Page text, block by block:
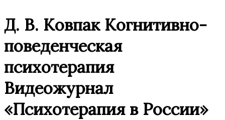
Д. В. Ковпак Когнитивно-
поведенческая
психотерапия
Видеожурнал
«Психотерапия в России»